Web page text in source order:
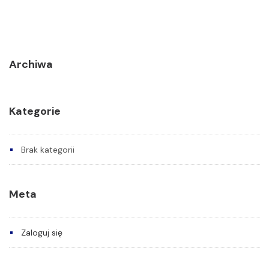
Archiwa
Kategorie
Brak kategorii
Meta
Zaloguj się